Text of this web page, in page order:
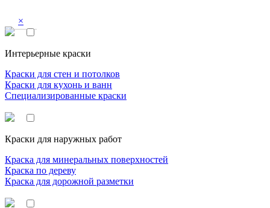
×
Интерьерные краски
Краски для стен и потолков
Краски для кухонь и ванн
Специализированные краски
Краски для наружных работ
Краска для минеральных поверхностей
Краска по дереву
Краска для дорожной разметки